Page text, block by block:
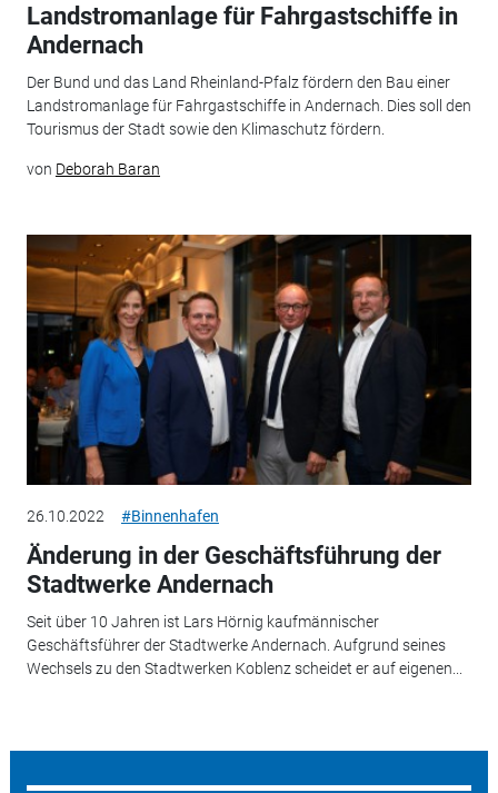
Landstromanlage für Fahrgastschiffe in
Andernach
Der Bund und das Land Rheinland-Pfalz fördern den Bau einer
Landstromanlage für Fahrgastschiffe in Andernach. Dies soll den
Tourismus der Stadt sowie den Klimaschutz fördern.
von Deborah Baran
26.10.2022 #Binnenhafen
Änderung in der Geschäftsführung der
Stadtwerke Andernach
Seit über 10 Jahren ist Lars Hörnig kaufmännischer
Geschäftsführer der Stadtwerke Andernach. Aufgrund seines
Wechsels zu den Stadtwerken Koblenz scheidet er auf eigenen...